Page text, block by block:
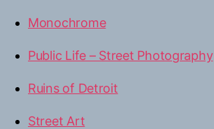
Monochrome
Public Life – Street Photography
Ruins of Detroit
Street Art